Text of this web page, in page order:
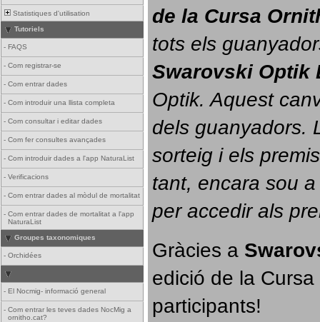
Statistiques d'utilisation
Tutoriels
- FAQS
- Com registrar-se
- Com entrar dades
- Com introduir una llista completa
- Com consultar i editar dades
- Com fer consultes avançades
- Com introduir dades a l'app NaturaList
- Verificacions
- Com entrar dades al mòdul de mortalitat
- Com entrar dades de mortalitat a l'app
NaturaList
Groupes taxonomiques
- Orchidées
- El Nocmig- informació general
- Com entrar les teves dades NocMig a
ornitho.cat?
de la Cursa
tots els
Swarovski Optik
Optik. Aquest
dels guanyadors.
sorteig i els
tant, encara sou
per accedir als
Gràcies a
edició de la
participants!